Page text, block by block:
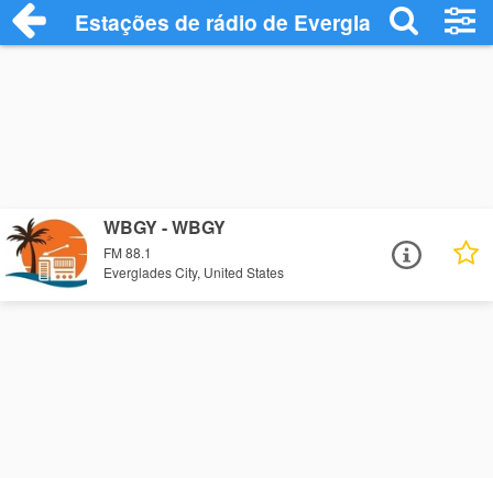
Estações de rádio de Everglades City -
WBGY - WBGY
FM 88.1
Everglades City, United States